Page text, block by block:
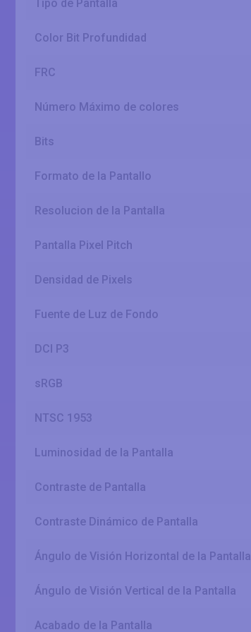
Tipo de Pantalla
Color Bit Profundidad
FRC
Número Máximo de colores
Bits
Formato de la Pantallo
Resolucion de la Pantalla
Pantalla Pixel Pitch
Densidad de Pixels
Fuente de Luz de Fondo
DCI P3
sRGB
NTSC 1953
Luminosidad de la Pantalla
Contraste de Pantalla
Contraste Dinámico de Pantalla
Ángulo de Visión Horizontal de la Pantalla
Ángulo de Visión Vertical de la Pantalla
Acabado de la Pantalla